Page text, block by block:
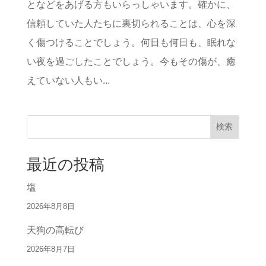
となどをあげる方もいらっしゃいます。確かに、
信頼していた人たちに裏切られることは、心を深
く傷つけることでしょう。何日も何日も、眠れな
い夜を過ごしたことでしょう。今もその傷が、癒
えていない人もい...
検索
最近の投稿
塩
2026年8月8日
天狗の高転び
2026年8月7日